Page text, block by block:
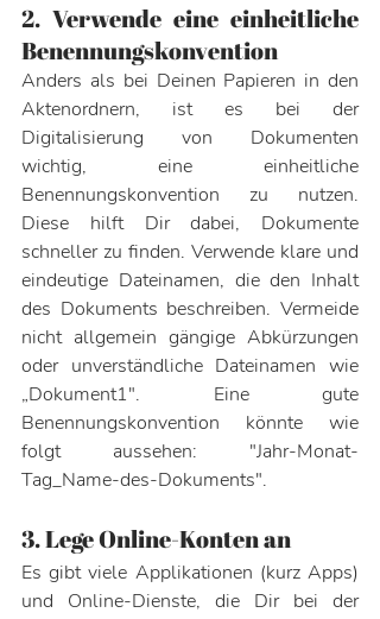
2. Verwende eine einheitliche
Benennungskonvention
Anders als bei Deinen Papieren in den
Aktenordnern, ist es bei der
Digitalisierung von Dokumenten
wichtig, eine einheitliche
Benennungskonvention zu nutzen.
Diese hilft Dir dabei, Dokumente
schneller zu finden. Verwende klare und
eindeutige Dateinamen, die den Inhalt
des Dokuments beschreiben. Vermeide
nicht allgemein gängige Abkürzungen
oder unverständliche Dateinamen wie
„Dokument1". Eine gute
Benennungskonvention könnte wie
folgt aussehen: "Jahr-Monat-
Tag_Name-des-Dokuments".
3. Lege Online-Konten an
Es gibt viele Applikationen (kurz Apps)
und Online-Dienste, die Dir bei der